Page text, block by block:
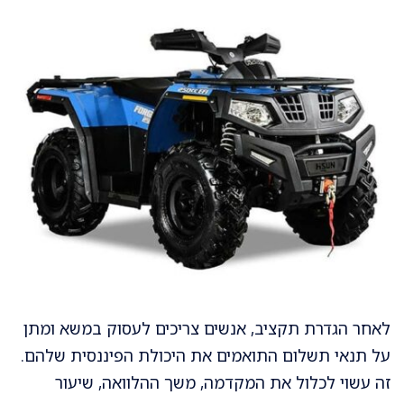
לאחר הגדרת תקציב, אנשים צריכים לעסוק במשא ומתן
על תנאי תשלום התואמים את היכולת הפיננסית שלהם.
זה עשוי לכלול את המקדמה, משך ההלוואה, שיעור